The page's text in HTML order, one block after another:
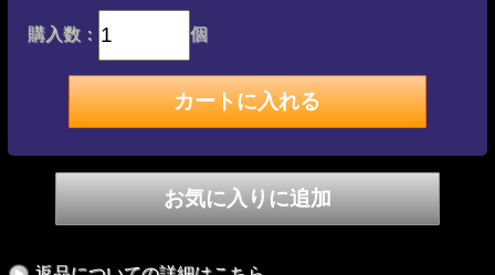
購入数： 個